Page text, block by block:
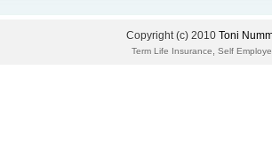
Copyright (c) 2010 Toni
Term Life Insurance Self